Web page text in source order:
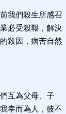
我們殺生所感召
必受殺報，解決
殺因，病苦自然
互為父母、子
幸而為人，彼不